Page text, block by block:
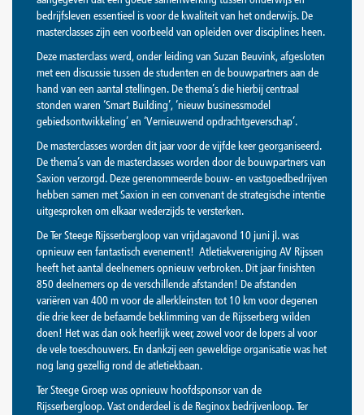
bedrijfsleven essentieel is voor de kwaliteit van het onderwijs. De
masterclasses zijn een voorbeeld van opleiden over disciplines heen.
Deze masterclass werd, onder leiding van Suzan Beuvink, afgesloten
met een discussie tussen de studenten en de bouwpartners aan de
hand van een aantal stellingen. De thema’s die hierbij centraal
stonden waren ‘Smart Building’, ‘nieuw businessmodel
gebiedsontwikkeling’ en ‘Vernieuwend opdrachtgeverschap’.
De masterclasses worden dit jaar voor de vijfde keer georganiseerd.
De thema’s van de masterclasses worden door de bouwpartners van
Saxion verzorgd. Deze gerenommeerde bouw- en vastgoedbedrijven
hebben samen met Saxion in een convenant de strategische intentie
uitgesproken om elkaar wederzijds te versterken.
De Ter Steege Rijsserbergloop van vrijdagavond 10 juni jl. was
opnieuw een fantastisch evenement! Atletiekvereniging AV Rijssen
heeft het aantal deelnemers opnieuw verbroken. Dit jaar finishten
850 deelnemers op de verschillende afstanden! De afstanden
variëren van 400 m voor de allerkleinsten tot 10 km voor degenen
die drie keer de befaamde beklimming van de Rijsserberg wilden
doen! Het was dan ook heerlijk weer, zowel voor de lopers al voor
de vele toeschouwers. En dankzij een geweldige organisatie was het
nog lang gezellig rond de atletiekbaan.
Ter Steege Groep was opnieuw hoofdsponsor van de
Rijsserbergloop. Vast onderdeel is de Reginox bedrijvenloop. Ter